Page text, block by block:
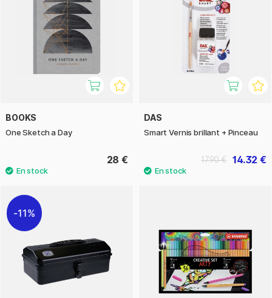
BOOKS
One Sketch a Day
28 €
DAS
Smart Vernis brillant + Pinceau
14.32 €
17.90 €
11%